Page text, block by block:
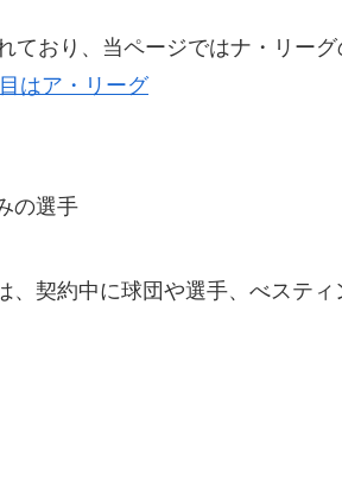
ており、当ページではナ・リーグ
はア・リーグ
の選手
契約中に球団や選手、べステ